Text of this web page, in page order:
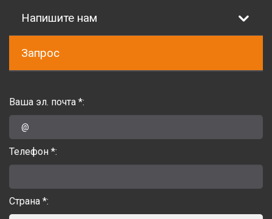
Напишите нам
Запрос
Ваша эл. почта *:
Телефон *:
Страна *: